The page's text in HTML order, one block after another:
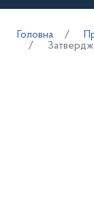
Головна